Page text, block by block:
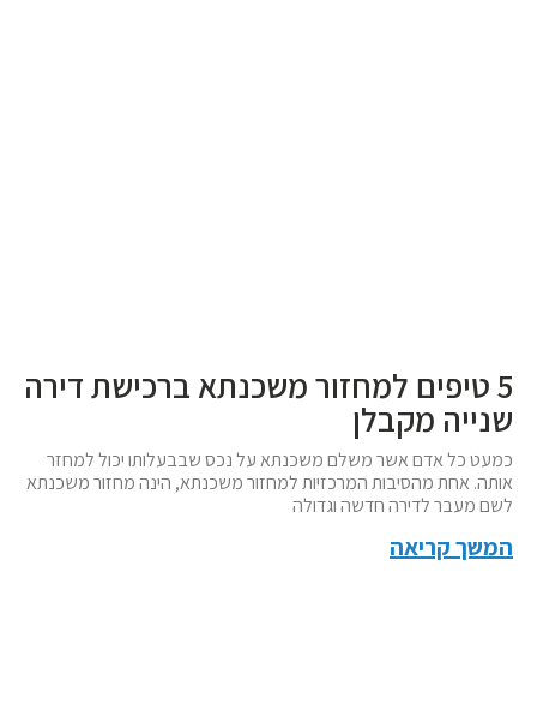
5 טיפים למחזור משכנתא ברכישת דירה
שנייה מקבלן
כמעט כל אדם אשר משלם משכנתא על נכס שבבעלותו יכול למחזר
אותה. אחת מהסיבות המרכזיות למחזור משכנתא, הינה מחזור משכנתא
לשם מעבר לדירה חדשה וגדולה
המשך קריאה